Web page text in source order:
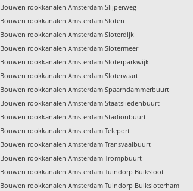
Bouwen rookkanalen Amsterdam Slijperweg
Bouwen rookkanalen Amsterdam Sloten
Bouwen rookkanalen Amsterdam Sloterdijk
Bouwen rookkanalen Amsterdam Slotermeer
Bouwen rookkanalen Amsterdam Sloterparkwijk
Bouwen rookkanalen Amsterdam Slotervaart
Bouwen rookkanalen Amsterdam Spaarndammerbuurt
Bouwen rookkanalen Amsterdam Staatsliedenbuurt
Bouwen rookkanalen Amsterdam Stadionbuurt
Bouwen rookkanalen Amsterdam Teleport
Bouwen rookkanalen Amsterdam Transvaalbuurt
Bouwen rookkanalen Amsterdam Trompbuurt
Bouwen rookkanalen Amsterdam Tuindorp Buiksloot
Bouwen rookkanalen Amsterdam Tuindorp Buiksloterham